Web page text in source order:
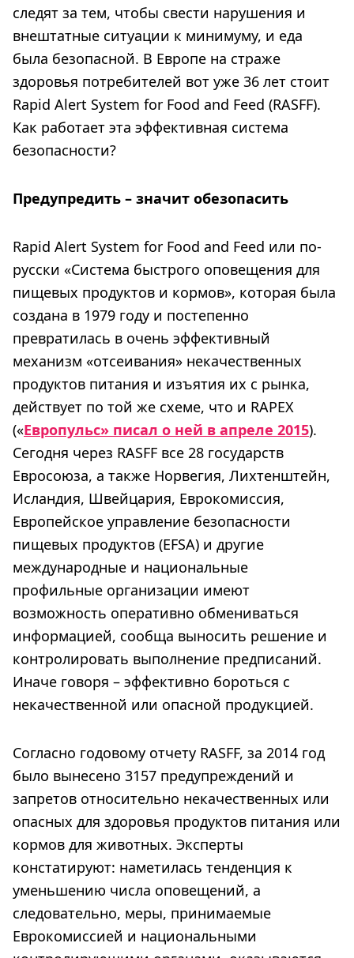
следят за тем, чтобы свести нарушения и
внештатные ситуации к минимуму, и еда
была безопасной. В Европе на страже
здоровья потребителей вот уже 36 лет стоит
Rapid Alert System for Food and Feed (RASFF).
Как работает эта эффективная система
безопасности?
Предупредить – значит обезопасить
Rapid Alert System for Food and Feed или по-
русски «Система быстрого оповещения для
пищевых продуктов и кормов», которая была
создана в 1979 году и постепенно
превратилась в очень эффективный
механизм «отсеивания» некачественных
продуктов питания и изъятия их с рынка,
действует по той же схеме, что и RAPEX
(«Европульс» писал о ней в апреле 2015).
Сегодня через RASFF все 28 государств
Евросоюза, а также Норвегия, Лихтенштейн,
Исландия, Швейцария, Еврокомиссия,
Европейское управление безопасности
пищевых продуктов (EFSA) и другие
международные и национальные
профильные организации имеют
возможность оперативно обмениваться
информацией, сообща выносить решение и
контролировать выполнение предписаний.
Иначе говоря – эффективно бороться с
некачественной или опасной продукцией.
Согласно годовому отчету RASFF, за 2014 год
было вынесено 3157 предупреждений и
запретов относительно некачественных или
опасных для здоровья продуктов питания или
кормов для животных. Эксперты
констатируют: наметилась тенденция к
уменьшению числа оповещений, а
следовательно, меры, принимаемые
Еврокомиссией и национальными